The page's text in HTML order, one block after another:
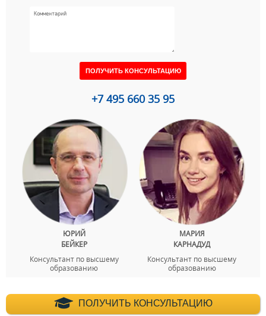
+7 495 660 35 95
ЮРИЙ
БЕЙКЕР
Консультант по высшему
образованию
МАРИЯ
КАРНАДУД
Консультант по высшему
образованию
ПОЛУЧИТЬ КОНСУЛЬТАЦИЮ
+7 (495) 660-35-